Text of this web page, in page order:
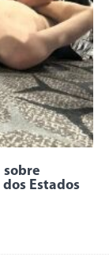
Estados